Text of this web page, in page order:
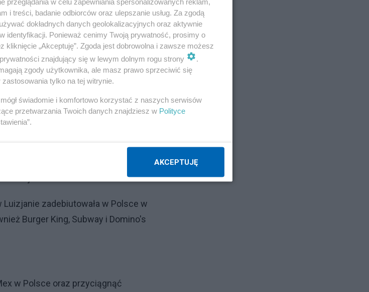
Starbucks. Operator w komunikacie
dla dalszej ekspansji Taco Bell w
która mierzy się z rosnącymi
fast food w Polsce. Największym
w USA, który działa w Polsce od
weszła w latach 90.
kraju.
zadebiutowała w Polsce w
Burger King, Subway i Domino's
w Polsce oraz przyciągnąć
i treści, badanie odbiorców oraz ulepszanie usług. Za zgodą
dokładnych danych geolokalizacyjnych oraz aktywnie
identyfikacji. Ponieważ cenimy Twoją prywatność, prosimy o
kliknięcie „Akceptuję”. Zgoda jest dobrowolna i zawsze możesz
znajdujący się w lewym dolnym rogu strony
.
zgody użytkownika, ale masz prawo sprzeciwić się
tylko na tej witrynie.
świadomie i komfortowo korzystać z naszych serwisów
przetwarzania Twoich danych znajdziesz w Polityce
AKCEPTUJĘ